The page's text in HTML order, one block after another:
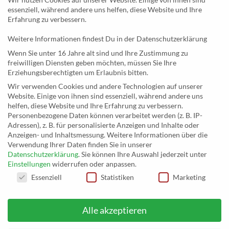
Newsletter
KONTAKT
MusicEggert
Inh. Rolf Eggert
Paulstraße 2a
19249 Lübtheen
Telefon: +493885551353
E-Mail:
musikhaus@musiceggert.de
PayPal E-Mail:info@musiceggert.de
essenziell, während andere uns helfen, diese Website und Ihre
Erfahrung zu verbessern.
Weitere Informationen findest Du in der Datenschutzerklärung
Wenn Sie unter 16 Jahre alt sind und Ihre Zustimmung zu
freiwilligen Diensten geben möchten, müssen Sie Ihre
Erziehungsberechtigten um Erlaubnis bitten.
Wir verwenden Cookies und andere Technologien auf unserer
Website. Einige von ihnen sind essenziell, während andere uns
helfen, diese Website und Ihre Erfahrung zu verbessern.
Personenbezogene Daten können verarbeitet werden (z. B. IP-
Adressen), z. B. für personalisierte Anzeigen und Inhalte oder
Anzeigen- und Inhaltsmessung.Weitere Informationen über die
Verwendung Ihrer Daten finden Sie in unserer
Datenschutzerklärung.Sie können Ihre Auswahl jederzeit unter
Einstellungen widerrufen oder anpassen.
DATENSCHUTZEINSTELLUNGEN
Essenziell Statistiken Marketing
Alle akzeptieren